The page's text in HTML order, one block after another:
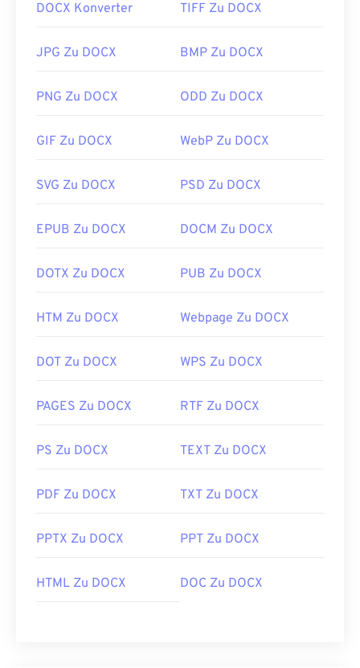
DOCX Konverter TIFF Zu DOCX
JPG Zu DOCX BMP Zu DOCX
PNG Zu DOCX ODD Zu DOCX
GIF Zu DOCX WebP Zu DOCX
SVG Zu DOCX PSD Zu DOCX
EPUB Zu DOCX DOCM Zu DOCX
DOTX Zu DOCX PUB Zu DOCX
HTM Zu DOCX Webpage Zu DOCX
DOT Zu DOCX WPS Zu DOCX
PAGES Zu DOCX RTF Zu DOCX
PS Zu DOCX TEXT Zu DOCX
PDF Zu DOCX TXT Zu DOCX
PPTX Zu DOCX PPT Zu DOCX
HTML Zu DOCX DOC Zu DOCX